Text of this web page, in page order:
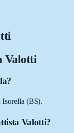
Valotti
Isorella (BS).
Valotti?